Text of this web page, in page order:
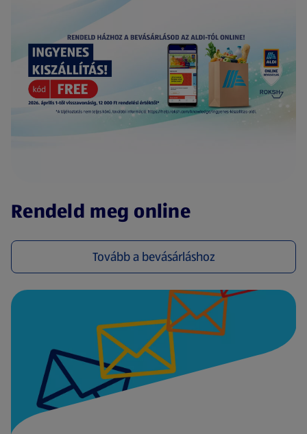
Rendeld meg online
Tovább a bevásárláshoz
(új oldalon nyílik meg)